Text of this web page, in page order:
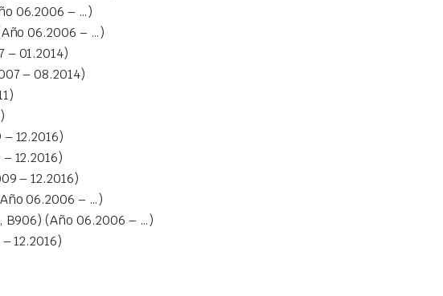
06.2006 – …)
06.2006 – …)
– 01.2014)
– 08.2014)
12.2016)
12.2016)
– 12.2016)
06.2006 – …)
B906) (Año 06.2006 – …)
12.2016)